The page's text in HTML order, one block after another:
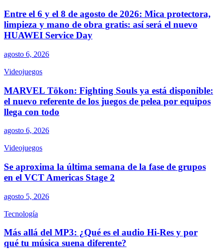
Entre el 6 y el 8 de agosto de 2026: Mica protectora,
limpieza y mano de obra gratis: así será el nuevo
HUAWEI Service Day
agosto 6, 2026
Videojuegos
MARVEL Tōkon: Fighting Souls ya está disponible:
el nuevo referente de los juegos de pelea por equipos
llega con todo
agosto 6, 2026
Videojuegos
Se aproxima la última semana de la fase de grupos
en el VCT Americas Stage 2
agosto 5, 2026
Tecnología
Más allá del MP3: ¿Qué es el audio Hi-Res y por
qué tu música suena diferente?